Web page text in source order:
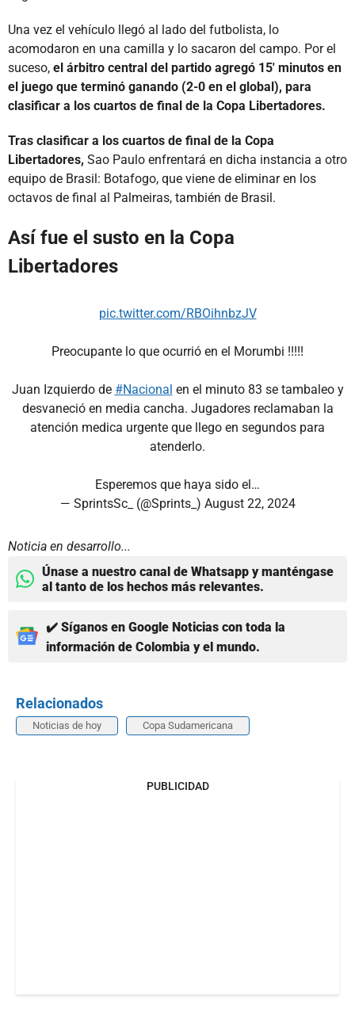
Una vez el vehículo llegó al lado del futbolista, lo
acomodaron en una camilla y lo sacaron del campo. Por el
suceso, el árbitro central del partido agregó 15' minutos en
el juego que terminó ganando (2-0 en el global), para
clasificar a los cuartos de final de la Copa Libertadores.
Tras clasificar a los cuartos de final de la Copa
Libertadores, Sao Paulo enfrentará en dicha instancia a otro
equipo de Brasil: Botafogo, que viene de eliminar en los
octavos de final al Palmeiras, también de Brasil.
Así fue el susto en la Copa
Libertadores
pic.twitter.com/RBOihnbzJV
Preocupante lo que ocurrió en el Morumbi !!!!!
Juan Izquierdo de #Nacional en el minuto 83 se tambaleo y
desvaneció en media cancha. Jugadores reclamaban la
atención medica urgente que llego en segundos para
atenderlo.
Esperemos que haya sido el…
— SprintsSc_ (@Sprints_) August 22, 2024
Noticia en desarrollo...
Únase a nuestro canal de Whatsapp y manténgase
al tanto de los hechos más relevantes.
✔️ Síganos en Google Noticias con toda la
información de Colombia y el mundo.
Relacionados
Noticias de hoy Copa Sudamericana
PUBLICIDAD